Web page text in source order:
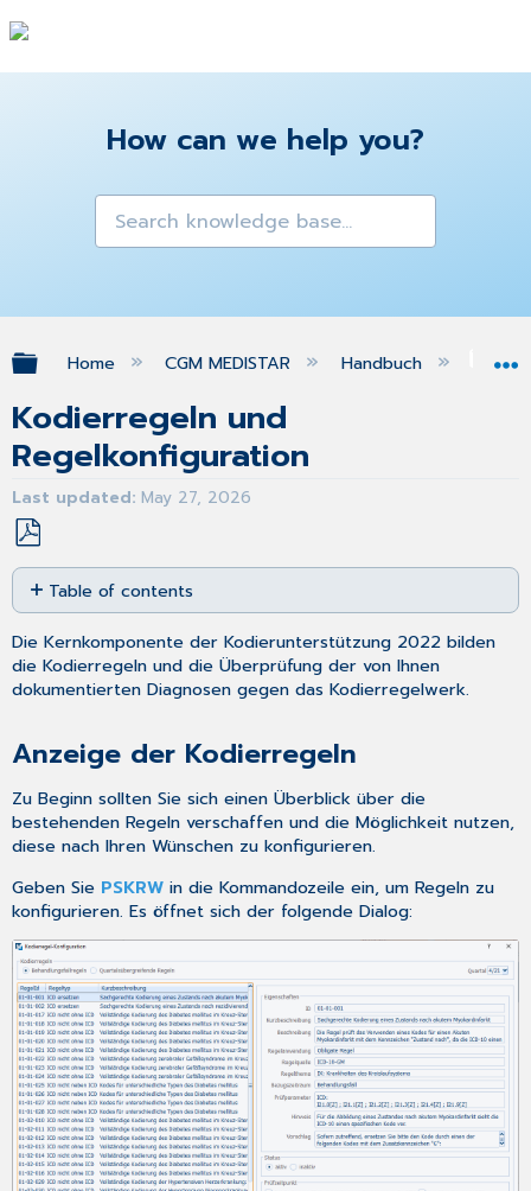
How can we help you?
Expand/collapse global hierarchy
Home CGM MEDISTAR Handbuch
Kodierregeln und
Regelkonfiguration
Last updated May 27, 2026
Save
as
PDF
Table of contents
der
Kodierregeln
Kodierregeln
Die Kernkomponente der Kodierunterstützung 2022 bilden
die Kodierregeln und die Überprüfung der von Ihnen
dokumentierten Diagnosen gegen das Kodierregelwerk.
Anzeige der Kodierregeln
Zu Beginn sollten Sie sich einen Überblick über die
bestehenden Regeln verschaffen und die Möglichkeit nutzen,
diese nach Ihren Wünschen zu konfigurieren.
Geben Sie PSKRW in die Kommandozeile ein, um Regeln zu
konfigurieren. Es öffnet sich der folgende Dialog: